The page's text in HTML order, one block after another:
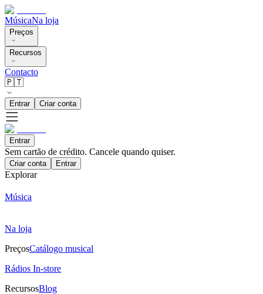
MúsicaNa loja
Preços
Recursos
Contacto
🇵🇹
Entrar Criar conta
Entrar
Sem cartão de crédito. Cancele quando quiser.
Criar conta Entrar
Explorar
Música
Na loja
PreçosCatálogo musical
Rádios In-store
RecursosBlog